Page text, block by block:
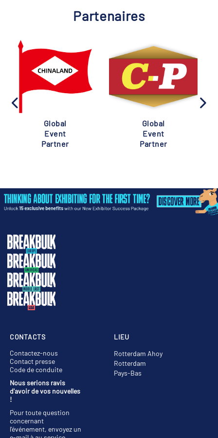
Partenaires
Global
Event
Partner
Global
Event
Partner
LIEU
Rotterdam Ahoy
Rotterdam
Pays-Bas
CONTACTS
Contactez-nous
Contact presse
Code de conduite
Nous serions ravis
d'avoir de vos nouvelles
!
Pour toute question
concernant
l'événement, envoyez un